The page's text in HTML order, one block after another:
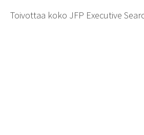
Toivottaa koko JFP Executive